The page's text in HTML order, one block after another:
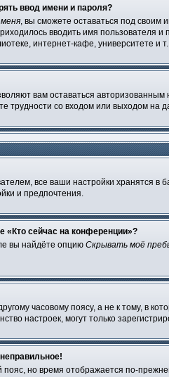
ввод имени и пароля?
, вы сможете оставаться под своим
вводить имя пользователя
интернет-кафе, университете и
вам оставаться
трудности со входом или выходом
все ваши настройки хранятся
и предпочтения.
«Кто сейчас на конференции»?
вы найдёте опцию Скрывать моё
часовому поясу, а не к тому, в
настроек, могут только
пояс, но время отображается по-